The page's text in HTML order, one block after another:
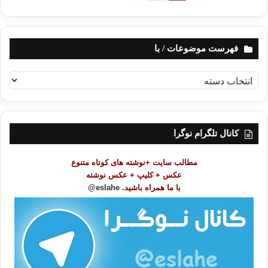
اینکه آنچه را که برای خود می خواهد برای برادرش نیز بخواهد.
خداوند متعال می فرماید:
بر احسان و تقوا همدیگر را یاری
نمایید و بر گناه و دشمنی همکاری نکنید.
نفس انسان اگر بر پایه ی ایمان استوار و آمیخته با تقوا باشد،به مجرد
با کسی که از نظر ایمان و تقوا همانند اوست،در اولین لحظات دیدار در
وجود خود محبت
و مؤانستی درک می نماید و در نخستین پرتوهای آشنایی احساس صفا و
آرامش به او دست
فهرست موضوعات / با
ه
ر
کانال تلگرام نوگرا
مطالب سایت +نوشته های کوتاه متنوع
عکس + کلیپ + عکس نوشته
با ما همراه باشید. eslahe@